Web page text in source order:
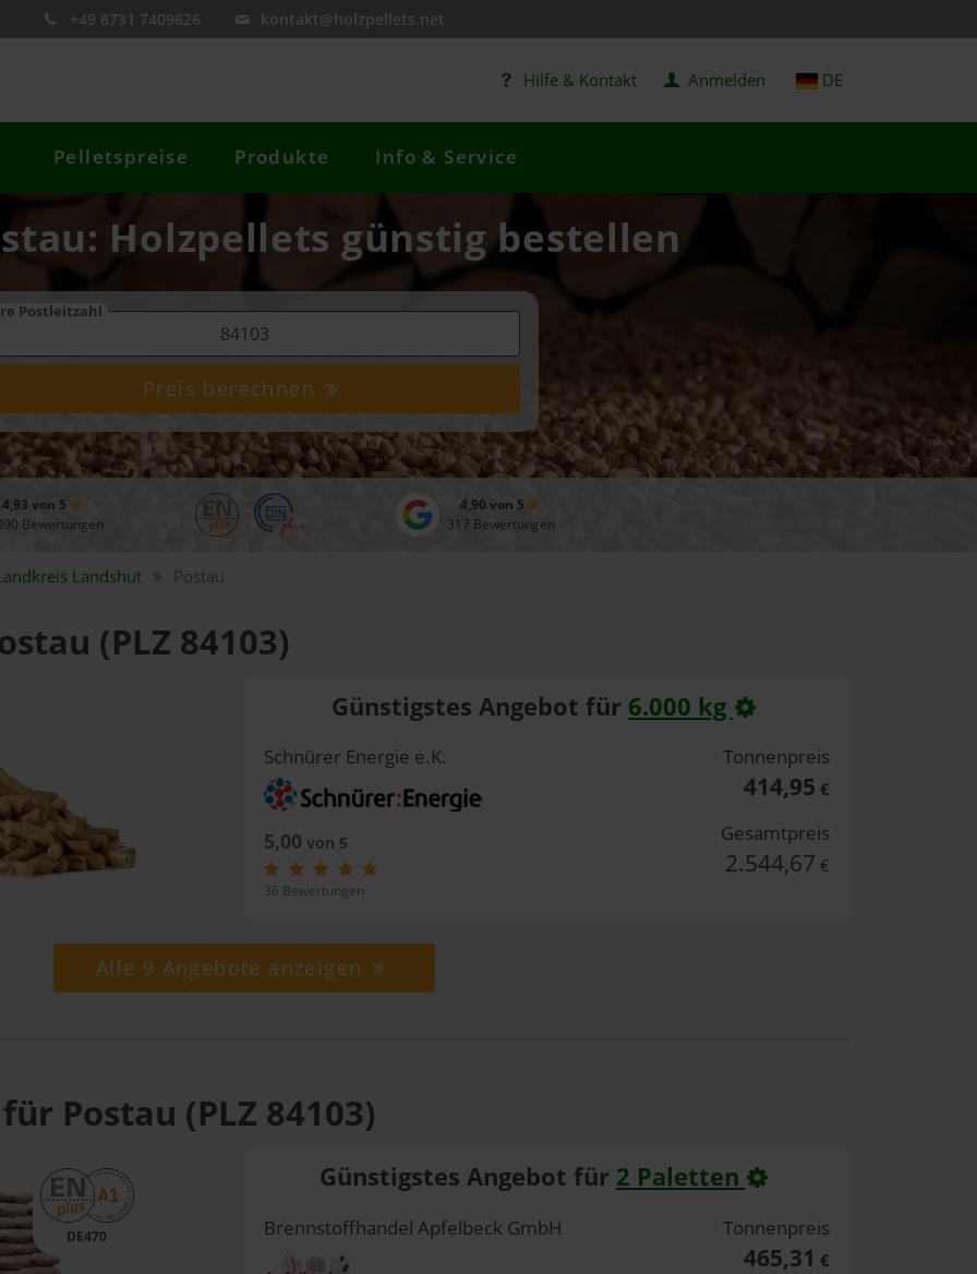
+49 8731 7409626 kontakt@holzpellets.net
Hilfe & Kontakt Anmelden DE
Pelletspreise Produkte Info & Service
Holzpellets günstig bestellen
Postleitzahl
Preis berechnen
4,93 von 5
Bewertungen
4,90 von 5
317 Bewertungen
Landshut Postau
(PLZ 84103)
Günstigstes Angebot für 6.000 kg
Schnürer Energie e.K.
5,00 von 5
36 Bewertungen
Tonnenpreis
414,95 €
Gesamtpreis
2.544,67 €
Alle 9 Angebote anzeigen
Postau (PLZ 84103)
DE470
Günstigstes Angebot für 2 Paletten
Brennstoffhandel Apfelbeck GmbH Tonnenpreis
465,31 €